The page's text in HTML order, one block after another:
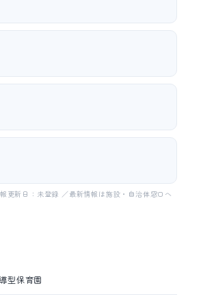
更新日：未登録 ／最新情報は施設・自治体窓口へ
型保育園